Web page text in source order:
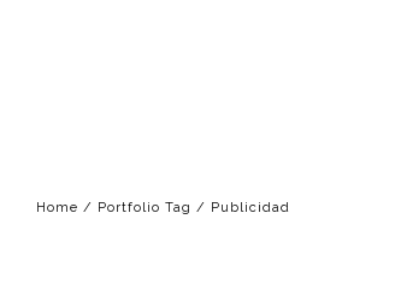
Home / Portfolio Tag / Publicidad